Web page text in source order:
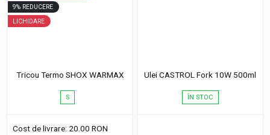
9% REDUCERE
LICHIDARE
Tricou Termo SHOX WARMAX
S
Cost de livrare: 20.00 RON
Ulei CASTROL Fork 10W 500ml
ÎN STOC